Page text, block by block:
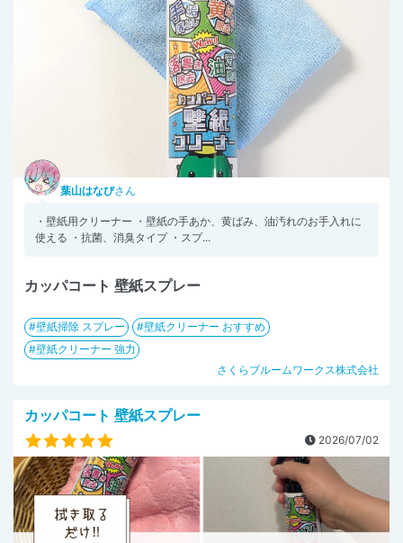
葉山はなびさん
・壁紙用クリーナー ・壁紙の手あか、黄ばみ、油汚れのお手入れに
使える ・抗菌、消臭タイプ ・スプ...
カッパコート 壁紙スプレー
壁紙掃除 スプレー
壁紙クリーナー おすすめ
壁紙クリーナー 強力
さくらブルームワークス株式会社
カッパコート 壁紙スプレー
2026/07/02